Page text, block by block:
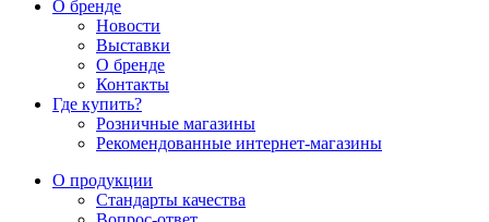
О бренде
Новости
Выставки
О бренде
Контакты
Где купить?
Розничные магазины
Рекомендованные интернет-магазины
О продукции
Стандарты качества